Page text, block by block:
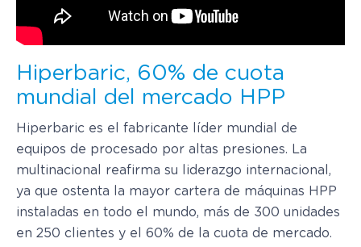
Hiperbaric, 60% de cuota
mundial del mercado HPP
Hiperbaric es el fabricante líder mundial de
equipos de procesado por altas presiones. La
multinacional reafirma su liderazgo internacional,
ya que ostenta la mayor cartera de máquinas HPP
instaladas en todo el mundo, más de 300 unidades
en 250 clientes y el 60% de la cuota de mercado.